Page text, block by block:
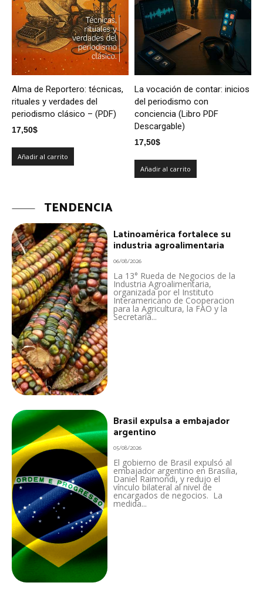
Alma de Reportero: técnicas,
rituales y verdades del
periodismo clásico – (PDF)
17,50$
Añadir al carrito
La vocación de contar: inicios
del periodismo con
conciencia (Libro PDF
Descargable)
17,50$
Añadir al carrito
TENDENCIA
Latinoamérica fortalece su
industria agroalimentaria
06/08/2026
La 13° Rueda de Negocios de la
Industria Agroalimentaria,
organizada por el Instituto
Interamericano de Cooperacion
para la Agricultura, la FAO y la
Secretaría...
Brasil expulsa a embajador
argentino
05/08/2026
El gobierno de Brasil expulsó al
embajador argentino en Brasilia,
Daniel Raimondi, y redujo el
vínculo bilateral al nivel de
encargados de negocios. La
medida...